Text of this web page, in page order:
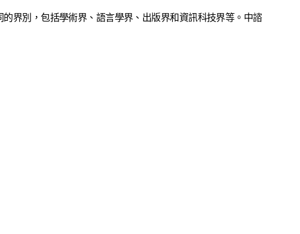
的界別，包括學術界、語言學界、出版界和資訊科技界等。中諮